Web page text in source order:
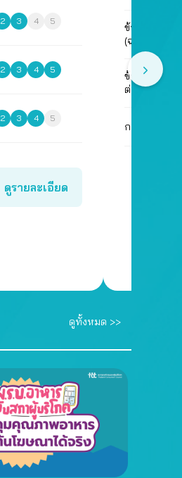
2 3 4 5
2 3 4 5
2 3 4 5
ดูรายละเอียด
ข้อเสนอเรื่อ
(ฉบับปรับปรุ
ข้อเสนอนโย
ต่อกฎหมาย
กรณีการสร้
ดูทั้งหมด >>